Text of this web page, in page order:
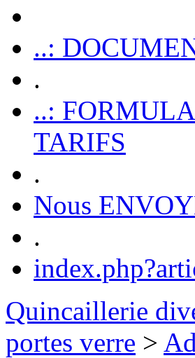
..:
.
..:
TARIFS
.
Nous
.
Quincaillerie
portes verre >